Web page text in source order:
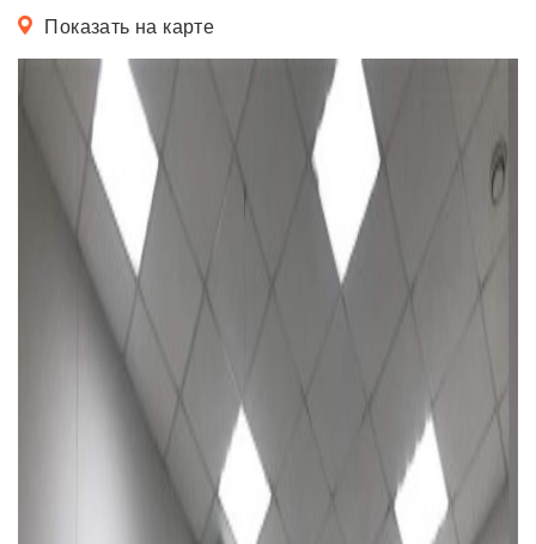
Показать на карте